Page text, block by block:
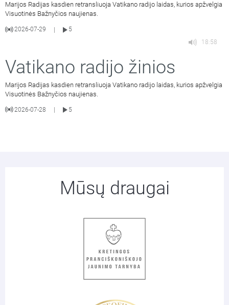
Marijos Radijas kasdien retransliuoja Vatikano radijo laidas, kurios apžvelgia
Visuotinės Bažnyčios naujienas.
2026-07-29
5
18:58
Vatikano radijo žinios
Marijos Radijas kasdien retransliuoja Vatikano radijo laidas, kurios apžvelgia
Visuotinės Bažnyčios naujienas.
2026-07-28 5
Mūsų draugai